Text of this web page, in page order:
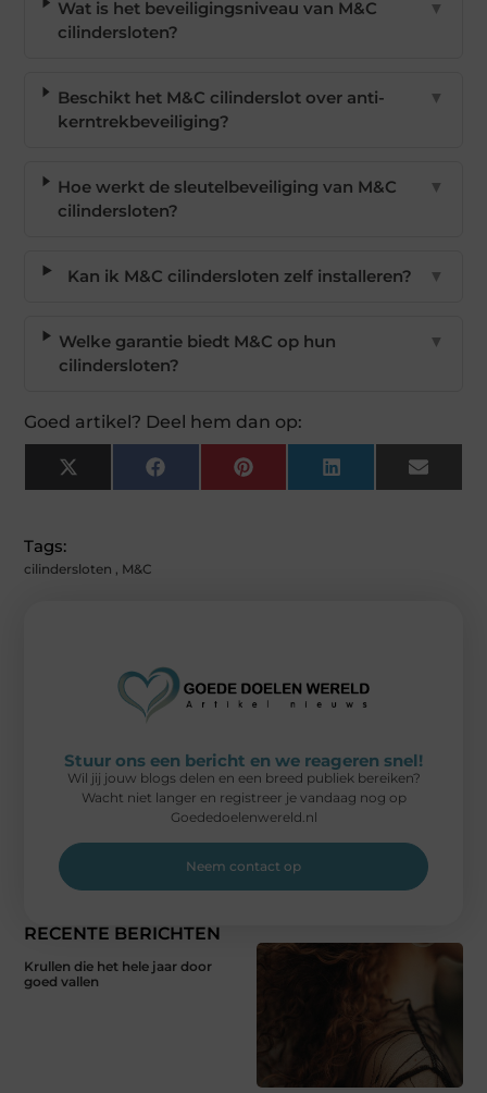
Wat is het beveiligingsniveau van M&C
cilindersloten?
▼
Beschikt het M&C cilinderslot over anti-
kerntrekbeveiliging?
▼
Hoe werkt de sleutelbeveiliging van M&C
cilindersloten?
▼
Kan ik M&C cilindersloten zelf installeren? ▼
Welke garantie biedt M&C op hun
cilindersloten?
▼
Goed artikel? Deel hem dan op:
X
(Twitter)
FacebookPinterest LinkedIn Email
Tags:
cilindersloten , M&C
RECENTE BERICHTEN
Krullen die het hele jaar door
goed vallen
Stuur ons een bericht en we reageren snel!
Wil jij jouw blogs delen en een breed publiek bereiken?
Wacht niet langer en registreer je vandaag nog op
Goededoelenwereld.nl
Neem contact op